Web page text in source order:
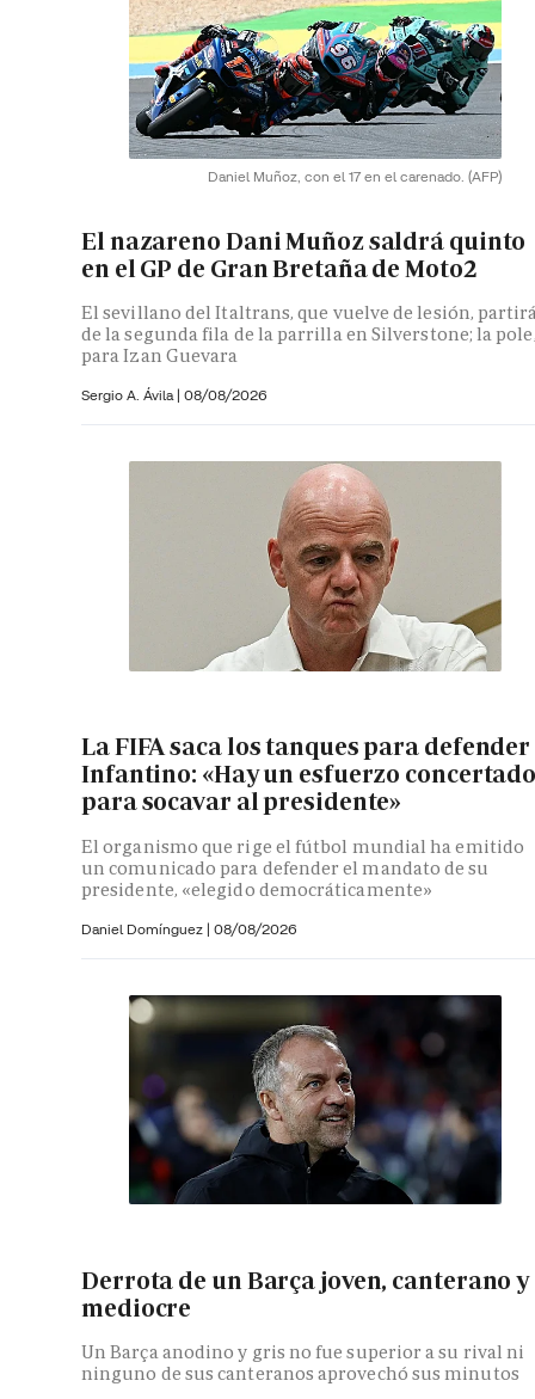
Daniel Muñoz, con el 17 en el carenado. (AFP)
El nazareno Dani Muñoz saldrá quinto
en el GP de Gran Bretaña de Moto2
El sevillano del Italtrans, que vuelve de lesión,
de la segunda fila de la parrilla en Silverstone; la
para Izan Guevara
Sergio A. Ávila | 08/08/2026
La FIFA saca los tanques para defender
Infantino: «Hay un esfuerzo
para socavar al presidente»
El organismo que rige el fútbol mundial ha emitido
un comunicado para defender el mandato de su
presidente, «elegido democráticamente»
Daniel Domínguez | 08/08/2026
Derrota de un Barça joven, canterano y
mediocre
Un Barça anodino y gris no fue superior a su rival ni
ninguno de sus canteranos aprovechó sus minutos